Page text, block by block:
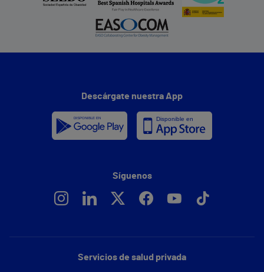
Servicios de salud privada
Descárgate nuestra App
Síguenos